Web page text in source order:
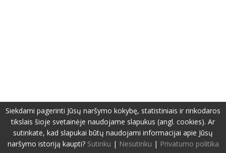
Siekdami pagerinti Jūsų naršymo kokybę, statistiniais ir rinkodaros
tikslais šioje svetainėje naudojame slapukus (angl. cookies). Ar
sutinkate, kad slapukai būtų naudojami informacijai apie Jūsų
naršymo istoriją kaupti? Sutinku | Nesutinku | Privatumo politika